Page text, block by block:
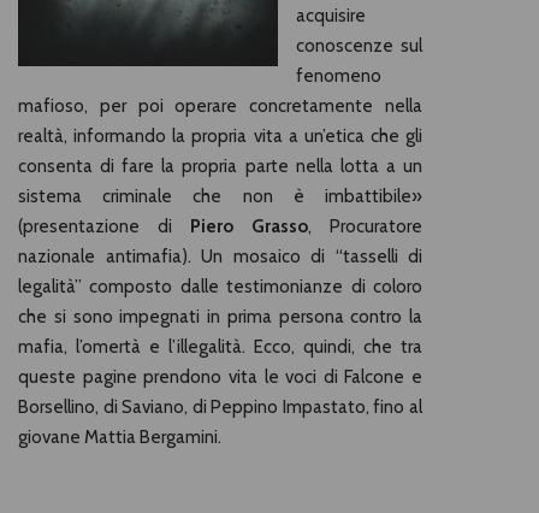
acquisire
conoscenze sul
fenomeno
mafioso, per poi operare concretamente nella
realtà, informando la propria vita a un’etica che gli
consenta di fare la propria parte nella lotta a un
sistema criminale che non è imbattibile»
(presentazione di Piero Grasso, Procuratore
nazionale antimafia). Un mosaico di “tasselli di
legalità” composto dalle testimonianze di coloro
che si sono impegnati in prima persona contro la
mafia, l’omertà e l’illegalità. Ecco, quindi, che tra
queste pagine prendono vita le voci di Falcone e
Borsellino, di Saviano, di Peppino Impastato, fino al
giovane Mattia Bergamini.